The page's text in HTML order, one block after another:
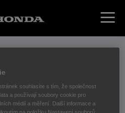
we have updates for you.
souhlasíte s tím, že společnost
a používají soubory cookie pro
médií a měření. Další informace a